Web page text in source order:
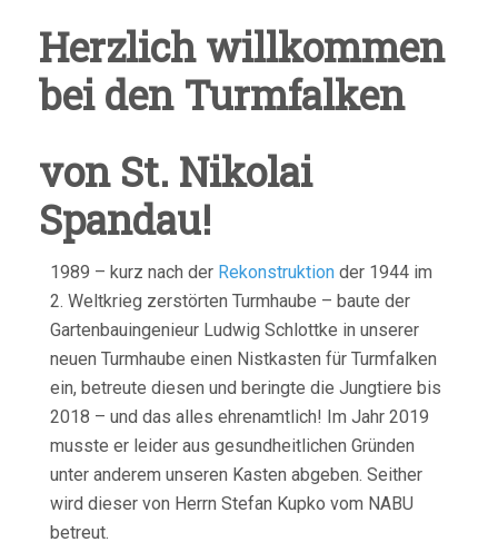
Herzlich willkommen
bei den Turmfalken
von St. Nikolai
Spandau!
1989 – kurz nach der Rekonstruktion der 1944 im
2. Weltkrieg zerstörten Turmhaube – baute der
Gartenbauingenieur Ludwig Schlottke in unserer
neuen Turmhaube einen Nistkasten für Turmfalken
ein, betreute diesen und beringte die Jungtiere bis
2018 – und das alles ehrenamtlich! Im Jahr 2019
musste er leider aus gesundheitlichen Gründen
unter anderem unseren Kasten abgeben. Seither
wird dieser von Herrn Stefan Kupko vom NABU
betreut.